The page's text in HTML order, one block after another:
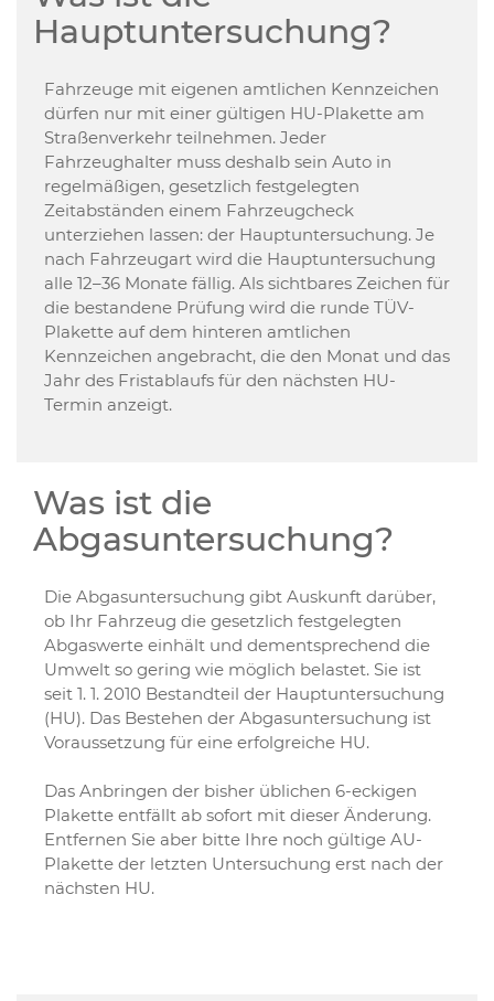
Hauptuntersuchung?
Fahrzeuge mit eigenen amtlichen Kennzeichen
dürfen nur mit einer gültigen HU-Plakette am
Straßenverkehr teilnehmen. Jeder
Fahrzeughalter muss deshalb sein Auto in
regelmäßigen, gesetzlich festgelegten
Zeitabständen einem Fahrzeugcheck
unterziehen lassen: der Hauptuntersuchung. Je
nach Fahrzeugart wird die Hauptuntersuchung
alle 12–36 Monate fällig. Als sichtbares Zeichen für
die bestandene Prüfung wird die runde TÜV-
Plakette auf dem hinteren amtlichen
Kennzeichen angebracht, die den Monat und das
Jahr des Fristablaufs für den nächsten HU-
Termin anzeigt.
Was ist die
Abgasuntersuchung?
Die Abgasuntersuchung gibt Auskunft darüber,
ob Ihr Fahrzeug die gesetzlich festgelegten
Abgaswerte einhält und dementsprechend die
Umwelt so gering wie möglich belastet. Sie ist
seit 1. 1. 2010 Bestandteil der Hauptuntersuchung
(HU). Das Bestehen der Abgasuntersuchung ist
Voraussetzung für eine erfolgreiche HU.
Das Anbringen der bisher üblichen 6-eckigen
Plakette entfällt ab sofort mit dieser Änderung.
Entfernen Sie aber bitte Ihre noch gültige AU-
Plakette der letzten Untersuchung erst nach der
nächsten HU.